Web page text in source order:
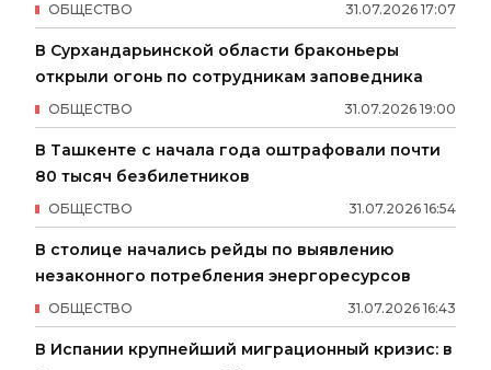
31.07.2026 17:07
ОБЩЕСТВО
В Сурхандарьинской области браконьеры
открыли огонь по сотрудникам заповедника
31.07.2026 19:00
ОБЩЕСТВО
В Ташкенте с начала года оштрафовали почти
80 тысяч безбилетников
31.07.2026 16:54
ОБЩЕСТВО
В столице начались рейды по выявлению
незаконного потребления энергоресурсов
31.07.2026 16:43
ОБЩЕСТВО
В Испании крупнейший миграционный кризис: в